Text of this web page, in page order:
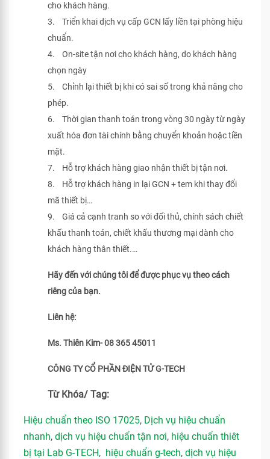
cho khách hàng.
3. Triển khai dịch vụ cấp GCN lấy liền tại phòng hiệu
chuẩn.
4. On-site tận nơi cho khách hàng, do khách hàng
chọn ngày
5. Chỉnh lại thiết bị khi có sai số trong khả năng cho
phép.
6. Thời gian thanh toán trong vòng 30 ngày từ ngày
xuất hóa đơn tài chính bằng chuyển khoản hoặc tiền
mặt.
7. Hỗ trợ khách hàng giao nhận thiết bị tận nơi.
8. Hỗ trợ khách hàng in lại GCN + tem khi thay đổi
mã thiết bị…
9. Giá cả cạnh tranh so với đối thủ, chính sách chiết
khấu thanh toán, chiết khấu thương mại dành cho
khách hàng thân thiết.…
Hãy đến với chúng tôi để được phục vụ theo cách
riêng của bạn.
Liên hệ:
Ms. Thiên Kim- 08 365 45011
CÔNG TY CỔ PHẦN ĐIỆN TỬ G-TECH
Từ Khóa/ Tag:
Hiệu chuẩn theo ISO 17025, Dịch vụ hiệu chuẩn
nhanh, dịch vụ hiệu chuẩn tận nơi, hiệu chuẩn thiêt
bị tại Lab G-TECH, hiệu chuẩn g-tech, dịch vụ hiệu